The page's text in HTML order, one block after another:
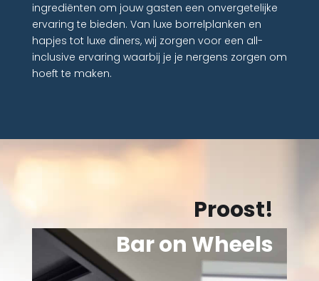
ingrediënten om jouw gasten een onvergetelijke
ervaring te bieden. Van luxe borrelplanken en
hapjes tot luxe diners, wij zorgen voor een all-
inclusive ervaring waarbij je je nergens zorgen om
hoeft te maken.
Proost!
Bar on Wheels